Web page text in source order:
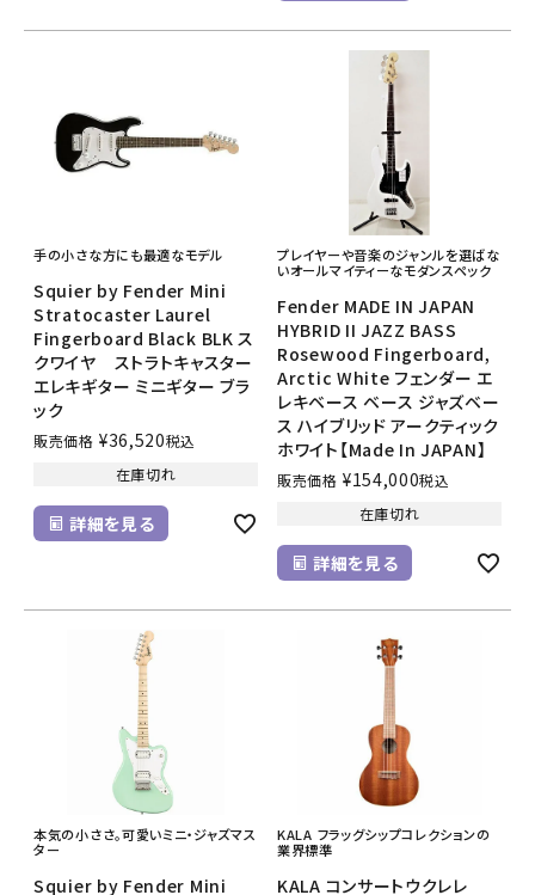
手の小さな方にも最適なモデル
Squier by Fender Mini
Stratocaster Laurel
Fingerboard Black BLK ス
クワイヤ ストラトキャスター
エレキギター ミニギター ブラ
ック
販売価格 ¥36,520税込
在庫切れ
詳細を見る
プレイヤーや音楽のジャンルを選ばな
いオールマイティーなモダンスペック
Fender MADE IN JAPAN
HYBRID II JAZZ BASS
Rosewood Fingerboard,
Arctic White フェンダー エ
レキベース ベース ジャズベー
ス ハイブリッド アークティック
ホワイト【Made In JAPAN】
販売価格 ¥154,000税込
在庫切れ
詳細を見る
本気の小ささ。可愛いミニ・ジャズマス
ター
Squier by Fender Mini
KALA フラッグシップコレクションの
業界標準
KALA コンサートウクレレ